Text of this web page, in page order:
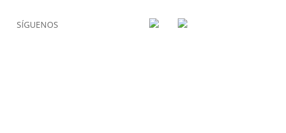
SÍGUENOS